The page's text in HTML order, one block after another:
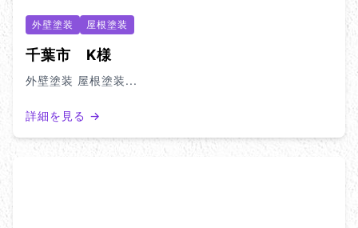
外壁塗装 屋根塗装
千葉市 K様
外壁塗装 屋根塗装...
詳細を見る →